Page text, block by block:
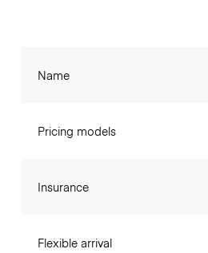
Name
Pricing models
Insurance
Flexible arrival